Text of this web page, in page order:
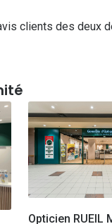
clients des deux
Opticien RUEIL